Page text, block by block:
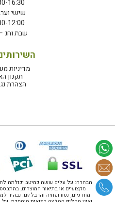
16:30
שישי
12:00
שבת וחג
מדיניות
תקנון
הצהרת
הבהרה: על עלים עושה כמיטב יכולתה
מקצועיים או בתיאור המוצרים,
מודרניים, נטורופתיה והרבליזם. נבהיר